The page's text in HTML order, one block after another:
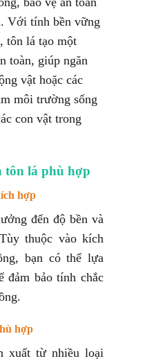
Với tính bền vững
tôn lá tạo một
toàn, giúp ngăn
vật hoặc các
môi trường sống
con vật trong
tôn lá phù hợp
hợp
đến độ bền và
thuộc vào kích
bạn có thể lựa
đảm bảo tính chắc
hợp
xuất từ nhiều loại